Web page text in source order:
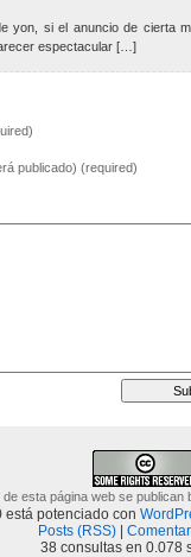
yon, si el anuncio de cierta
espectacular […]
publicado) (required)
esta página web se publican
está potenciado con
Posts (RSS)|
38 consultas en 0.078